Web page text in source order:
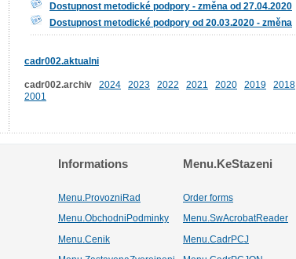
Dostupnost metodické podpory - změna od 27.04.2020
Dostupnost metodické podpory od 20.03.2020 - změna
cadr002.aktualni
cadr002.archiv 2024 2023 2022 2021 2020 2019 2018
2001
Informations Menu.KeStazeni
Menu.ProvozniRad Order forms
Menu.ObchodniPodminky
Menu.SwAcrobatReader
Menu.Cenik Menu.CadrPCJ